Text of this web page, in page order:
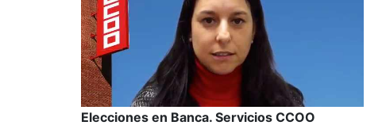
Elecciones en Banca. Servicios CCOO